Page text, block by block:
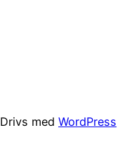
Drivs med WordPress